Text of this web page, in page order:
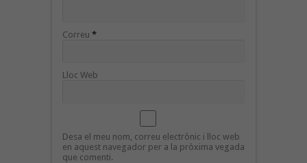
Correu *
Lloc Web
Desa el meu nom, correu electrònic i lloc web
en aquest navegador per a la pròxima vegada
que comenti.